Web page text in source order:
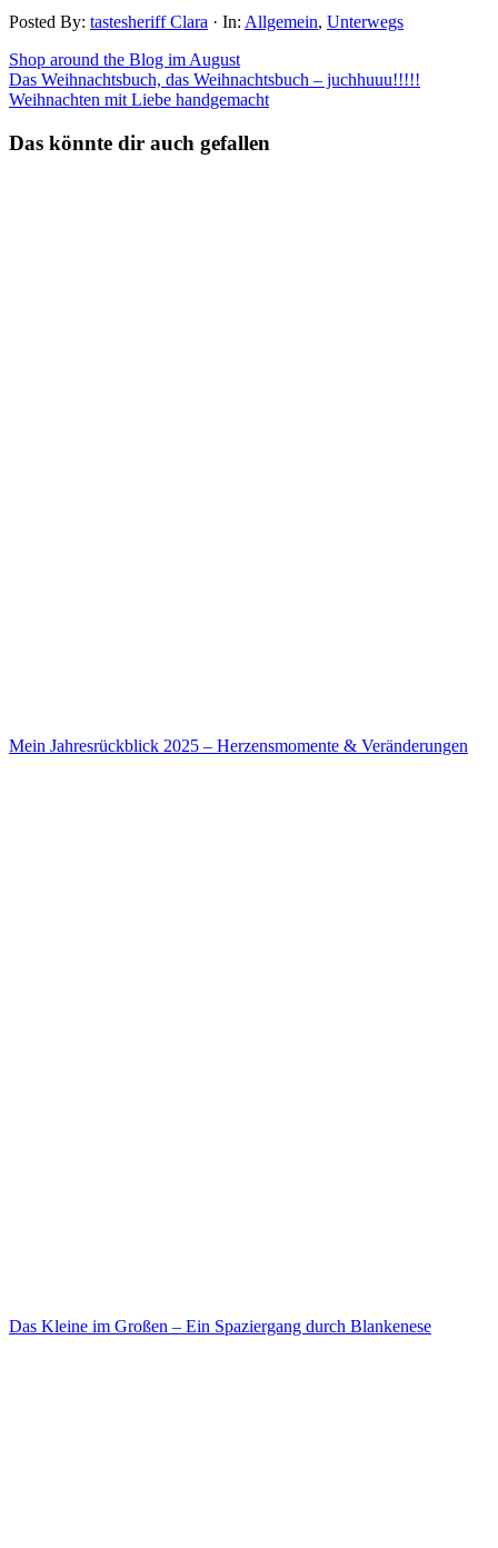
Posted By: tastesheriff Clara · In: Allgemein, Unterwegs
Shop around the Blog im August
Das Weihnachtsbuch, das Weihnachtsbuch – juchhuuu!!!!!
Weihnachten mit Liebe handgemacht
Das könnte dir auch gefallen
Mein Jahresrückblick 2025 – Herzensmomente & Veränderungen
Das Kleine im Großen – Ein Spaziergang durch Blankenese